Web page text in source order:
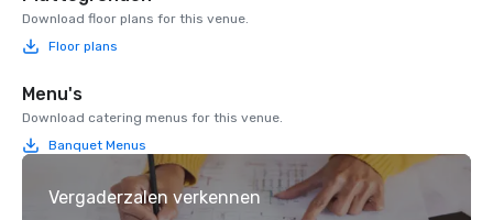
Download floor plans for this venue.
Floor plans
Menu's
Download catering menus for this venue.
Banquet Menus
Vergaderzalen verkennen